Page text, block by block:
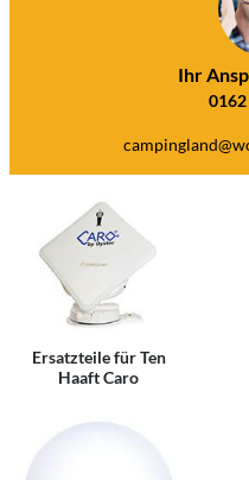
Ihr
Ersatzteile für Ten
Haaft Caro